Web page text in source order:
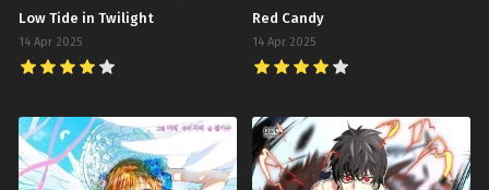
Low Tide in Twilight
14 Apr 2025
Red Candy
14 Apr 2025